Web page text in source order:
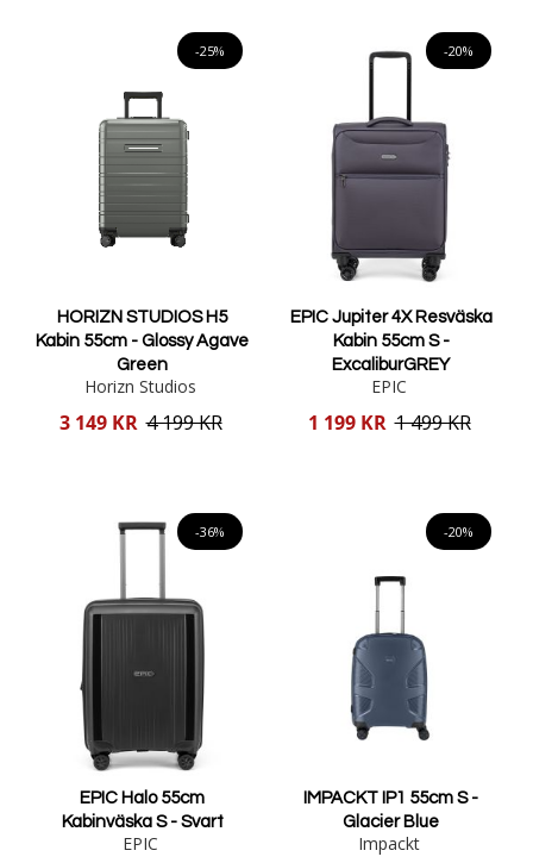
-25%
HORIZN STUDIOS H5
Kabin 55cm - Glossy Agave
Green
Horizn Studios
Reducerat
3 149 KR 4 199 KR
-20%
EPIC Jupiter 4X Resväska
Kabin 55cm S -
ExcaliburGREY
EPIC
Reducerat
1 199 KR 1 499 KR
-36%
EPIC Halo 55cm
Kabinväska S - Svart
EPIC
-20%
IMPACKT IP1 55cm S -
Glacier Blue
Impackt